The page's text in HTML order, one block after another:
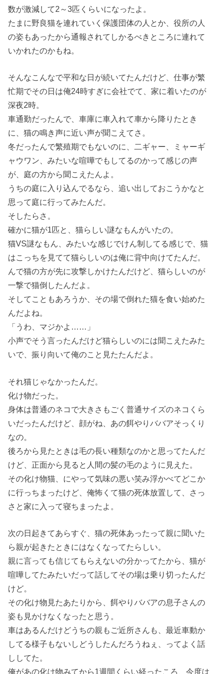
数が激減して2～3匹くらいになったよ。
たまに野良猫を連れていく保護団体の人とか、役所の人
の姿もあったから通報されてしかるべきところに連れて
いかれたのかもね。
そんなこんなで平和な日が続いてたんだけど、仕事が繁
忙期でその日は俺24時すぎに会社でて、家に着いたのが
深夜2時。
車通勤だったんで、車庫に車入れて車から降りたとき
に、猫の鳴き声に近い声が聞こえてさ。
冬だったんで繁殖期でもないのに、二ギャー、ミャーギ
ャウワン、みたいな喧嘩でもしてるのかって感じの声
が、庭の方から聞こえたんよ。
うちの庭に入り込んでるなら、追い出しておこうかなと
思って庭に行ってみたんだ。
そしたらさ。
確かに猫が1匹と、猫らしい謎なもんがいたの。
猫VS謎なもん、みたいな感じでけん制してる感じで、猫
はこっちを見てて猫らしいのは俺に背中向けてたんだ。
んで猫の方が先に攻撃しかけたんだけど、猫らしいのが
一撃で猫倒したんだよ。
そしてこともあろうか、その場で倒れた猫を食い始めた
んだよね。
「うわ、マジかよ……」
小声でそう言ったんだけど猫らしいのには聞こえたみた
いで、振り向いて俺のこと見たたんだよ。
それ猫じゃなかったんだ。
化け物だった。
身体は普通のネコで大きさもごく普通サイズのネコくら
いだったんだけど、顔がね、あの餌やりババアそっくり
なの。
後ろから見たときは毛の長い種類なのかと思ってたんだ
けど、正面から見ると人間の髪の毛のように見えた。
その化け物猫、にやって気味の悪い笑み浮かべてどこか
に行っちまったけど、俺怖くて猫の死体放置して、さっ
さと家に入って寝ちまったよ。
次の日起きてあらすぐ、猫の死体あったって親に聞いた
ら親が起きたときにはなくなってたらしい。
親に言っても信じてもらえないの分かってたから、猫が
喧嘩してたみたいだって話してその場は乗り切ったんだ
けど。
その化け物見たあたりから、餌やりババアの息子さんの
姿も見かけなくなったと思う。
車はあるんだけどうちの親もご近所さんも、最近車動か
してる様子もないしどうしたんだろうねぇ、ってよく話
ししてた。
俺があの化け物みてから1週間くらい経ったころ、今度は